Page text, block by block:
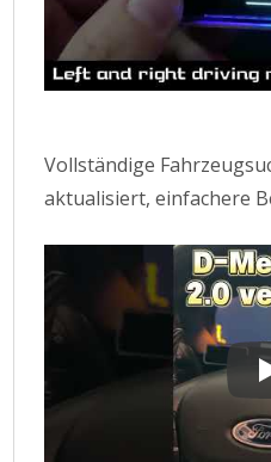
Vollständige
aktualisiert, einfachere